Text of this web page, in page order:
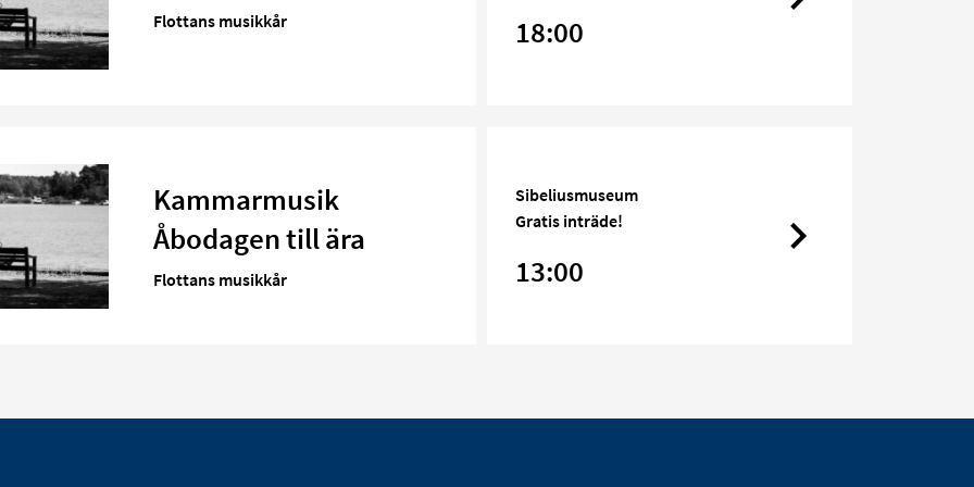
Flottans musikkår 18:00
Kammarmusik
Åbodagen till ära
Flottans musikkår
Sibeliusmuseum
Gratis inträde!
13:00